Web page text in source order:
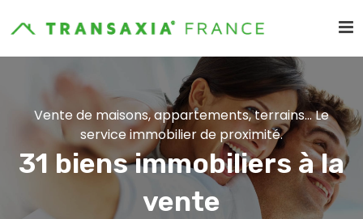
Vente de maisons, appartements, terrains... Le
service immobilier de proximité.
31 biens immobiliers à la
vente